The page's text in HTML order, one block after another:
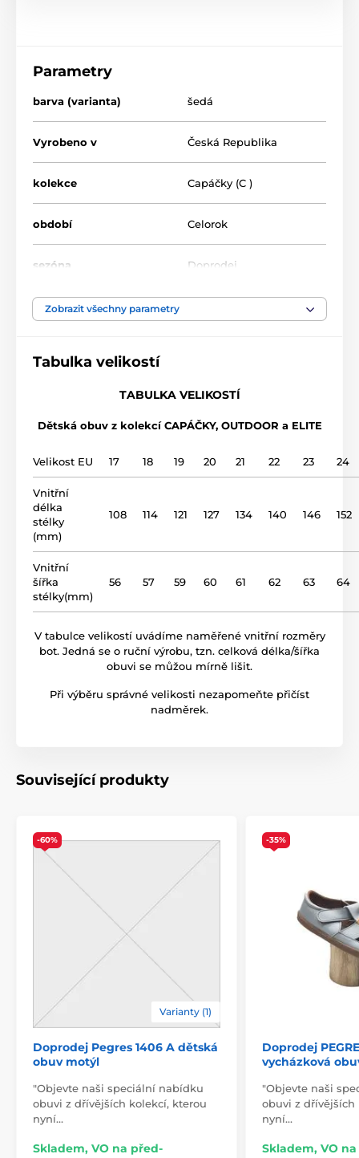
Parametry
barva (varianta) šedá
Vyrobeno v Česká Republika
kolekce Capáčky (C )
období Celorok
sezóna Doprodej
šíře chodidla
vycházková obuv
svršek kůže
podšívka kůže
podrážka Styropor
název modelu C 1093
Zobrazit všechny parametry
Tabulka velikostí
TABULKA VELIKOSTÍ
Dětská obuv z kolekcí CAPÁČKY, OUTDOOR a ELITE
Velikost EU 17 18 19 20 21 22 23 24
Vnitřní
délka
stélky
(mm)
108 114 121 127 134 140 146 152
Vnitřní
šířka
stélky(mm)
56 57 59 60 61 62 63 64
V tabulce velikostí uvádíme naměřené vnitřní rozměry
bot. Jedná se o ruční výrobu, tzn. celková délka/šířka
obuvi se můžou mírně lišit.
Při výběru správné velikosti nezapomeňte přičíst
nadměrek.
Související produkty
-60%
Varianty (1)
Doprodej Pegres 1406 A dětská
obuv motýl
"Objevte naši speciální nabídku
obuvi z dřívějších kolekcí, kterou
nyní…
Skladem, VO na před-
-35%
Doprodej
vycházková
"Objevte naši
obuvi z dřívějších
nyní…
Skladem, VO